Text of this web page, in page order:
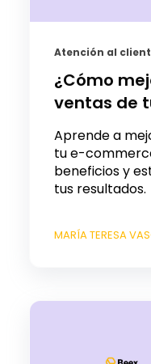
Atención al
¿Cómo
ventas de
Aprende a
tu e-
beneficios y
tus resultados.
MARÍA TERESA